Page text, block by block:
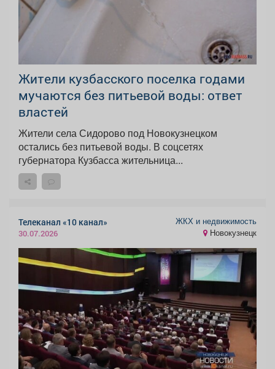
Жители кузбасского поселка годами
мучаются без питьевой воды: ответ
властей
Жители села Сидорово под Новокузнецком
остались без питьевой воды. В соцсетях
губернатора Кузбасса жительница...
Телеканал «10 канал»
30.07.2026
ЖКХ и недвижимость
Новокузнецк